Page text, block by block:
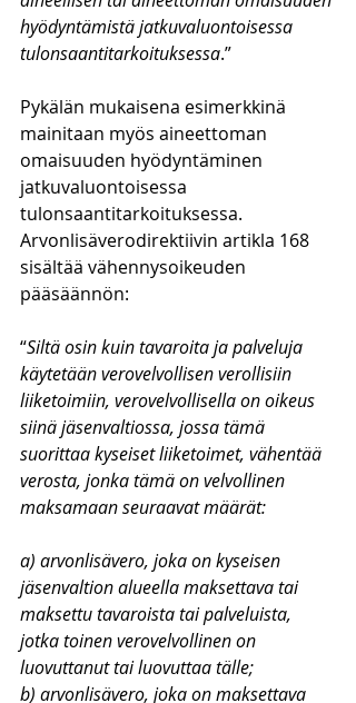
hyödyntämistä jatkuvaluontoisessa
tulonsaantitarkoituksessa.”
Pykälän mukaisena esimerkkinä
mainitaan myös aineettoman
omaisuuden hyödyntäminen
jatkuvaluontoisessa
tulonsaantitarkoituksessa.
Arvonlisäverodirektiivin artikla 168
sisältää vähennysoikeuden
pääsäännön:
“Siltä osin kuin tavaroita ja palveluja
käytetään verovelvollisen verollisiin
liiketoimiin, verovelvollisella on oikeus
siinä jäsenvaltiossa, jossa tämä
suorittaa kyseiset liiketoimet, vähentää
verosta, jonka tämä on velvollinen
maksamaan seuraavat määrät:
a) arvonlisävero, joka on kyseisen
jäsenvaltion alueella maksettava tai
maksettu tavaroista tai palveluista,
jotka toinen verovelvollinen on
luovuttanut tai luovuttaa tälle;
b) arvonlisävero, joka on maksettava